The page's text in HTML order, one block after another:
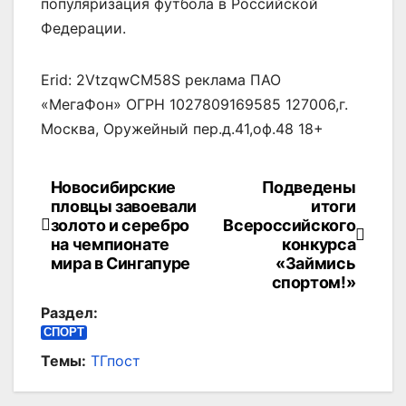
популяризация футбола в Российской
Федерации.
Erid: 2VtzqwCM58S реклама ПАО
«МегаФон» ОГРН 1027809169585 127006,г.
Москва, Оружейный пер.д.41,оф.48 18+
Навигация
по
записям
Подведены
итоги
Всероссийского
конкурса
«Займись
спортом!»
Новосибирские
пловцы завоевали
золото и серебро
на чемпионате
мира в Сингапуре
Раздел:
СПОРТ
Темы: ТГпост